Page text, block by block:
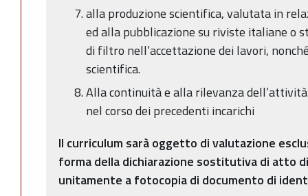
alla produzione scientifica, valutata in
ed alla pubblicazione su riviste italiane o
di filtro nell’accettazione dei lavori,
scientifica.
Alla continuità e alla rilevanza
nel corso dei precedenti incarichi
Il curriculum sarà oggetto di valutazione
forma della dichiarazione sostitutiva di atto
unitamente a fotocopia di documento di